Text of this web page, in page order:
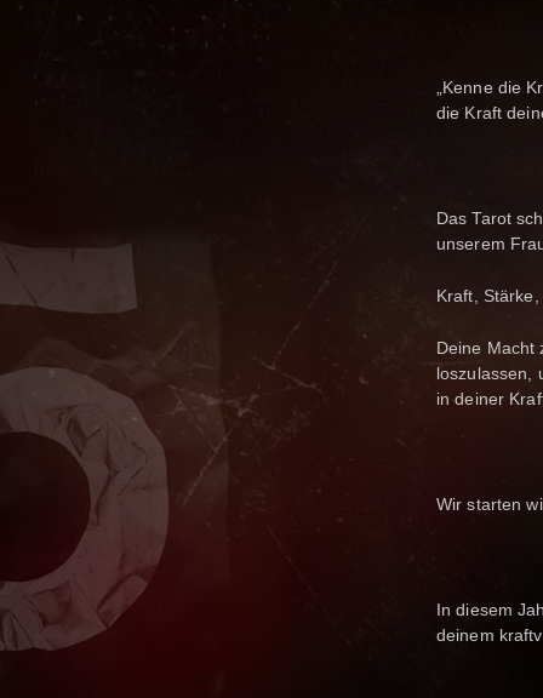
„Kenne die
die Kraft
Das Tarot
unserem
Kraft,
Deine Macht
loszulassen,
in deiner
Wir starten
In diesem
deinem